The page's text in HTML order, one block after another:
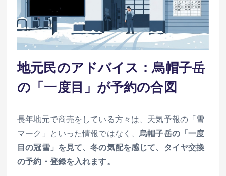
地元民のアドバイス：烏帽子岳
の「一度目」が予約の合図
長年地元で商売をしている方々は、天気予報の「雪
マーク」といった情報ではなく、烏帽子岳の「一度
目の冠雪」を見て、冬の気配を感じて、タイヤ交換
の予約・登録を入れます。